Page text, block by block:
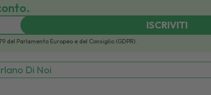
ISCRIVITI
del Parlamento Europeo e del Consiglio (GDPR).
Di Noi